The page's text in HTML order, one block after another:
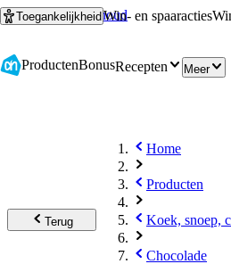
Ga naar hoofdinhoud
Ga naar zoeken
ToegankelijkheidWin- en spaaracties
ProductenBonusRecepten Meer
Terug
Home
Producten
Koek, snoep,
Chocolade